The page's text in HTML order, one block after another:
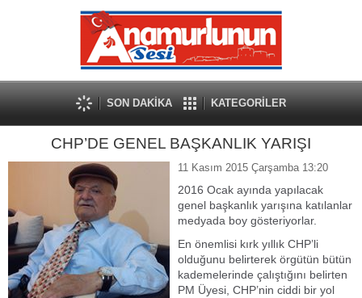
SON DAKİKA KATEGORİLER
CHP’DE GENEL BAŞKANLIK YARIŞI
11 Kasım 2015 Çarşamba 13:20
2016 Ocak ayında yapılacak
genel başkanlık yarışına katılanlar
medyada boy gösteriyorlar.
En önemlisi kırk yıllık CHP’li
olduğunu belirterek örgütün bütün
kademelerinde çalıştığını belirten
PM Üyesi, CHP’nin ciddi bir yol